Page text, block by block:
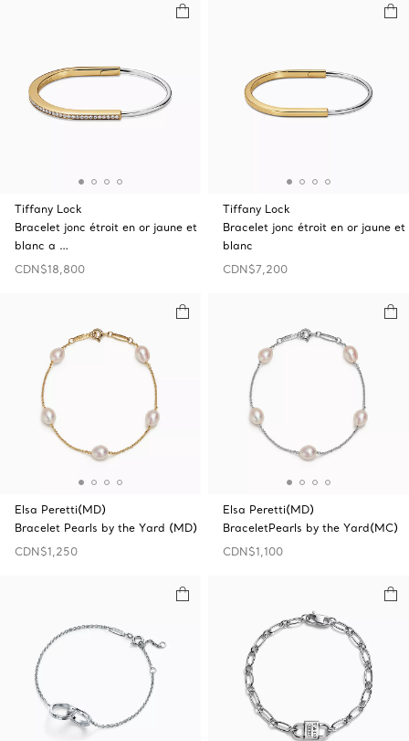
Tiffany Lock
Bracelet jonc étroit en or jaune et
blanc a …
CDN$18,800
Tiffany Lock
Bracelet jonc étroit en or jaune et
blanc
CDN$7,200
Elsa Peretti(MD)
Bracelet Pearls by the Yard (MD)
CDN$1,250
Elsa Peretti(MD)
BraceletPearls by the Yard(MC)
CDN$1,100